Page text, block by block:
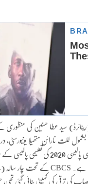
سید عطا حسنین کی
للت نارائن متھیلا
کمیٹی کی سفارشات پر غور کرنے کے بعد دی